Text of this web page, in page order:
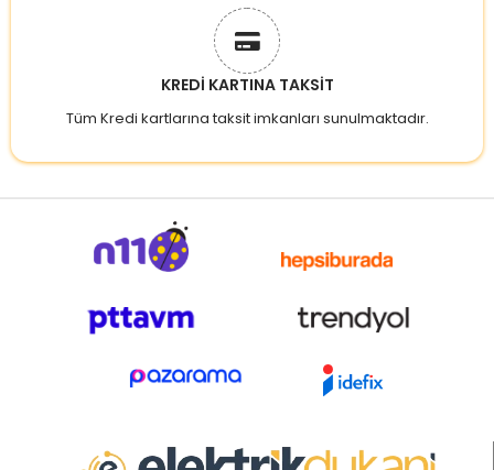
KREDİ KARTINA TAKSİT
Tüm Kredi kartlarına taksit imkanları sunulmaktadır.